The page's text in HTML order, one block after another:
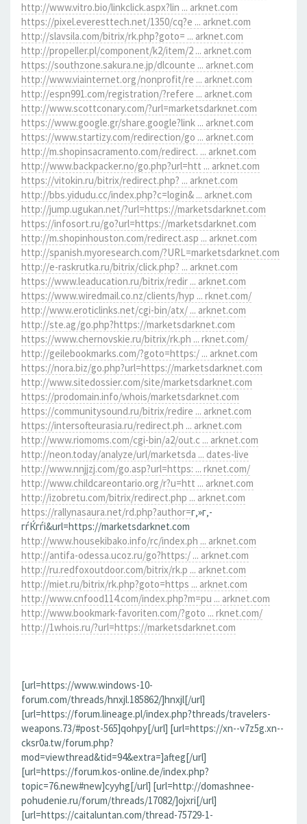
http://www.vitro.bio/linkclick.aspx?lin ... arknet.com
https://pixel.everesttech.net/1350/cq?e ... arknet.com
http://slavsila.com/bitrix/rk.php?goto= ... arknet.com
http://propeller.pl/component/k2/item/2 ... arknet.com
https://southzone.sakura.ne.jp/dlcounte ... arknet.com
http://www.viainternet.org/nonprofit/re ... arknet.com
http://espn991.com/registration/?refere ... arknet.com
http://www.scottconary.com/?url=marketsdarknet.com
https://www.google.gr/share.google?link ... arknet.com
https://www.startizy.com/redirection/go ... arknet.com
http://m.shopinsacramento.com/redirect. ... arknet.com
http://www.backpacker.no/go.php?url=htt ... arknet.com
https://vitokin.ru/bitrix/redirect.php? ... arknet.com
http://bbs.yidudu.cc/index.php?c=login& ... arknet.com
http://jump.ugukan.net/?url=https://marketsdarknet.com
https://infosort.ru/go?url=https://marketsdarknet.com
http://m.shopinhouston.com/redirect.asp ... arknet.com
http://spanish.myoresearch.com/?URL=marketsdarknet.com
http://e-raskrutka.ru/bitrix/click.php? ... arknet.com
https://www.leaducation.ru/bitrix/redir ... arknet.com
https://www.wiredmail.co.nz/clients/hyp ... rknet.com/
http://www.eroticlinks.net/cgi-bin/atx/ ... arknet.com
http://ste.ag/go.php?https://marketsdarknet.com
https://www.chernovskie.ru/bitrix/rk.ph ... rknet.com/
http://geilebookmarks.com/?goto=https:/ ... arknet.com
https://nora.biz/go.php?url=https://marketsdarknet.com
http://www.sitedossier.com/site/marketsdarknet.com
https://prodomain.info/whois/marketsdarknet.com
https://communitysound.ru/bitrix/redire ... arknet.com
https://intersofteurasia.ru/redirect.ph ... arknet.com
http://www.riomoms.com/cgi-bin/a2/out.c ... arknet.com
http://neon.today/analyze/url/marketsda ... dates-live
http://www.nnjjzj.com/go.asp?url=https: ... rknet.com/
http://www.childcareontario.org/r?u=htt ... arknet.com
http://izobretu.com/bitrix/redirect.php ... arknet.com
https://rallynasaura.net/rd.php?author=г‚»г‚­
гѓЌгѓі&url=https://marketsdarknet.com
http://www.housekibako.info/rc/index.ph ... arknet.com
http://antifa-odessa.ucoz.ru/go?https:/ ... arknet.com
http://ru.redfoxoutdoor.com/bitrix/rk.p ... arknet.com
http://miet.ru/bitrix/rk.php?goto=https ... arknet.com
http://www.cnfood114.com/index.php?m=pu ... arknet.com
http://www.bookmark-favoriten.com/?goto ... rknet.com/
http://1whois.ru/?url=https://marketsdarknet.com
[url=https://www.windows-10-
forum.com/threads/hnxjl.185862/]hnxjl[/url]
[url=https://forum.lineage.pl/index.php?threads/travelers-
weapons.73/#post-565]qohpy[/url] [url=https://xn--v7z5g.xn--
cksr0a.tw/forum.php?
mod=viewthread&tid=94&extra=]afteg[/url]
[url=https://forum.kos-online.de/index.php?
topic=76.new#new]cyyhg[/url] [url=http://domashnee-
pohudenie.ru/forum/threads/17082/]ojxri[/url]
[url=https://caitaluntan.com/thread-75729-1-